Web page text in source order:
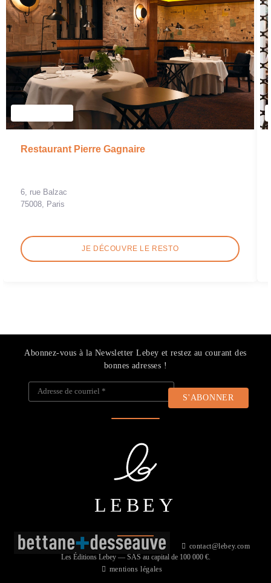
Restaurant Pierre Gagnaire
6, rue Balzac
75008, Paris
JE DÉCOUVRE LE RESTO
contact@lebey.com
mentions légales
Abonnez-vous à la Newsletter Lebey et restez au courant des
bonnes adresses !
Adresse de courriel
LEBEY
Les Éditions Lebey — SAS au capital de 100 000 €.